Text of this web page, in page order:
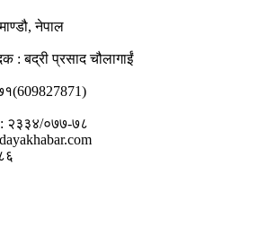
नेपाल
: बद्री प्रसाद चौलागाईं
: २३३४/०७७-७८